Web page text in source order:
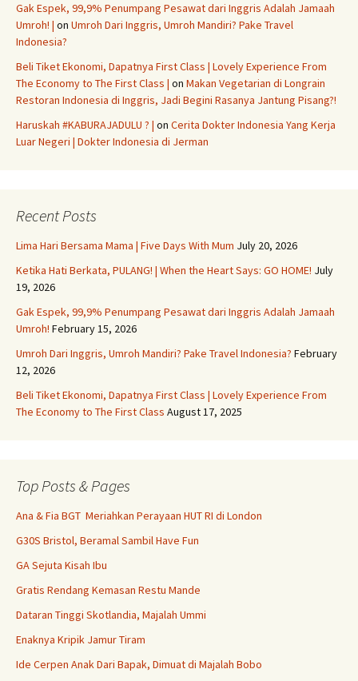
Gak Espek, 99,9% Penumpang Pesawat dari Inggris Adalah Jamaah
Umroh! | on Umroh Dari Inggris, Umroh Mandiri? Pake Travel
Indonesia?
Beli Tiket Ekonomi, Dapatnya First Class | Lovely Experience From
The Economy to The First Class | on Makan Vegetarian di Longrain
Restoran Indonesia di Inggris, Jadi Begini Rasanya Jantung Pisang?!
Haruskah #KABURAJADULU ? | on Cerita Dokter Indonesia Yang Kerja
Luar Negeri | Dokter Indonesia di Jerman
Recent Posts
Lima Hari Bersama Mama | Five Days With Mum July 20, 2026
Ketika Hati Berkata, PULANG! | When the Heart Says: GO HOME! July
19, 2026
Gak Espek, 99,9% Penumpang Pesawat dari Inggris Adalah Jamaah
Umroh! February 15, 2026
Umroh Dari Inggris, Umroh Mandiri? Pake Travel Indonesia? February
12, 2026
Beli Tiket Ekonomi, Dapatnya First Class | Lovely Experience From
The Economy to The First Class August 17, 2025
Top Posts & Pages
Ana & Fia BGT Meriahkan Perayaan HUT RI di London
G30S Bristol, Beramal Sambil Have Fun
GA Sejuta Kisah Ibu
Gratis Rendang Kemasan Restu Mande
Dataran Tinggi Skotlandia, Majalah Ummi
Enaknya Kripik Jamur Tiram
Ide Cerpen Anak Dari Bapak, Dimuat di Majalah Bobo